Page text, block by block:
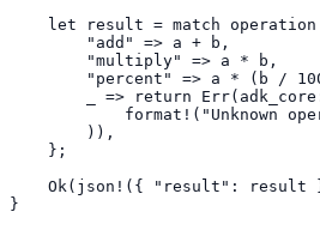
let result = match operation
        "add" => a + b,
        "multiply" => a * b,
"percent" => a * (b /
_ => return
format!("Unknown
        )),
    };
Ok(json!({ "result": result
}